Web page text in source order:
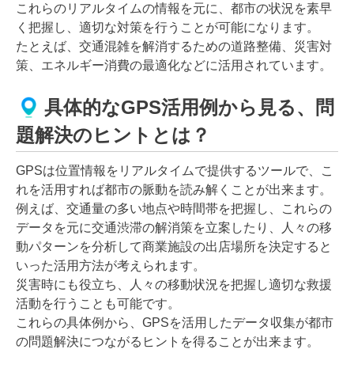
これらのリアルタイムの情報を元に、都市の状況を素早
く把握し、適切な対策を行うことが可能になります。
たとえば、交通混雑を解消するための道路整備、災害対
策、エネルギー消費の最適化などに活用されています。
具体的なGPS活用例から見る、問
題解決のヒントとは？
GPSは位置情報をリアルタイムで提供するツールで、こ
れを活用すれば都市の脈動を読み解くことが出来ます。
例えば、交通量の多い地点や時間帯を把握し、これらの
データを元に交通渋滞の解消策を立案したり、人々の移
動パターンを分析して商業施設の出店場所を決定すると
いった活用方法が考えられます。
災害時にも役立ち、人々の移動状況を把握し適切な救援
活動を行うことも可能です。
これらの具体例から、GPSを活用したデータ収集が都市
の問題解決につながるヒントを得ることが出来ます。